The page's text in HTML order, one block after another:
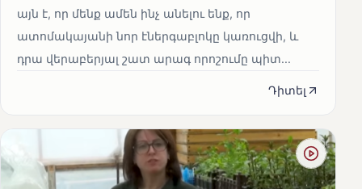
այն է, որ մենք ամեն ինչ անելու ենք, որ
ատոմակայանի նոր էներգաբլոկը կառուցվի, և
դրա վերաբերյալ շատ արագ որոշումը պիտ...
Դիտել